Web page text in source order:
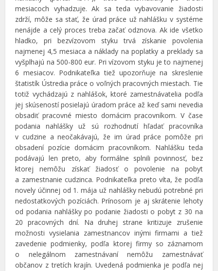
mesiacoch vyhadzuje. Ak sa teda vybavovanie žiadosti
zdrží, môže sa stať, že úrad práce už nahlášku v systéme
nenájde a celý proces treba začať odznova. Ak ide všetko
hladko, pri bezvízovom styku trvá získanie povolenia
najmenej 4,5 mesiaca a náklady na poplatky a preklady sa
vyšplhajú na 500-800 eur. Pri vízovom styku je to najmenej
6 mesiacov. Podnikateľka tiež upozorňuje na skreslenie
štatistík Ústredia práce o voľných pracovných miestach. Tie
totiž vychádzajú z nahlášok, ktoré zamestnávatelia podľa
jej skúseností posielajú úradom práce až keď sami nevedia
obsadiť pracovné miesto domácim pracovníkom. V čase
podania nahlášky už sú rozhodnutí hľadať pracovníka
v cudzine a neočakávajú, že im úrad práce pomôže pri
obsadení pozície domácim pracovníkom. Nahlášku teda
podávajú len preto, aby formálne splnili povinnosť, bez
ktorej nemôžu získať žiadosť o povolenie na pobyt
a zamestnanie cudzinca. Podnikateľka preto víta, že podľa
novely účinnej od 1. mája už nahlášky nebudú potrebné pri
nedostatkových pozíciách. Prínosom je aj skrátenie lehoty
od podania nahlášky po podanie žiadosti o pobyt z 30 na
20 pracovných dní. Na druhej strane kritizuje zrušenie
možnosti vysielania zamestnancov inými firmami a tiež
zavedenie podmienky, podľa ktorej firmy so záznamom
o nelegálnom zamestnávaní nemôžu zamestnávať
občanov z tretích krajín. Uvedená podmienka je podľa nej